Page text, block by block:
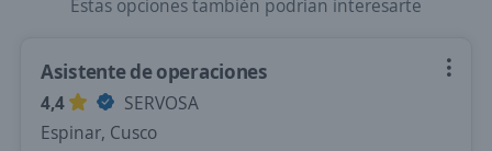
Estas opciones también podrían interesarte
Asistente de operaciones
4,4
SERVOSA
Espinar, Cusco